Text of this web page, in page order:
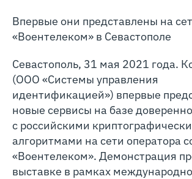
Впервые они представлены на
«Воентелеком» в Севастополе
Севастополь, 31 мая 2021 года.
(ООО «Системы управления
идентификацией») впервые
новые сервисы на базе
с российскими
алгоритмами на сети оператора
«Воентелеком». Демонстрация
выставке в рамках